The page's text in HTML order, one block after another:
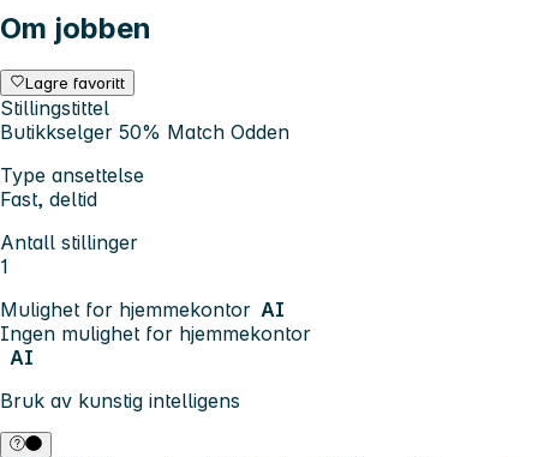
Om jobben
Lagre favoritt
Stillingstittel
Butikkselger 50% Match Odden
Type ansettelse
Fast, deltid
Antall stillinger
1
Mulighet for hjemmekontor AI
Ingen mulighet for hjemmekontor
AI
Bruk av kunstig intelligens